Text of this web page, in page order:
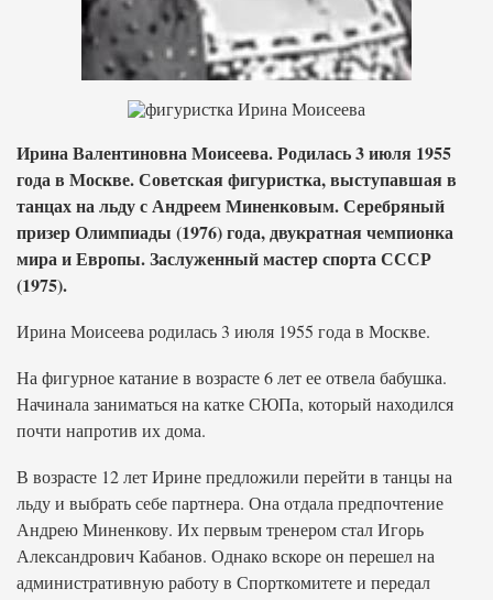
Ирина Валентиновна Моисеева. Родилась 3 июля 1955
года в Москве. Советская фигуристка, выступавшая в
танцах на льду с Андреем Миненковым. Серебряный
призер Олимпиады (1976) года, двукратная чемпионка
мира и Европы. Заслуженный мастер спорта СССР
(1975).
Ирина Моисеева родилась 3 июля 1955 года в Москве.
На фигурное катание в возрасте 6 лет ее отвела бабушка.
Начинала заниматься на катке СЮПа, который находился
почти напротив их дома.
В возрасте 12 лет Ирине предложили перейти в танцы на
льду и выбрать себе партнера. Она отдала предпочтение
Андрею Миненкову. Их первым тренером стал Игорь
Александрович Кабанов. Однако вскоре он перешел на
административную работу в Спорткомитете и передал